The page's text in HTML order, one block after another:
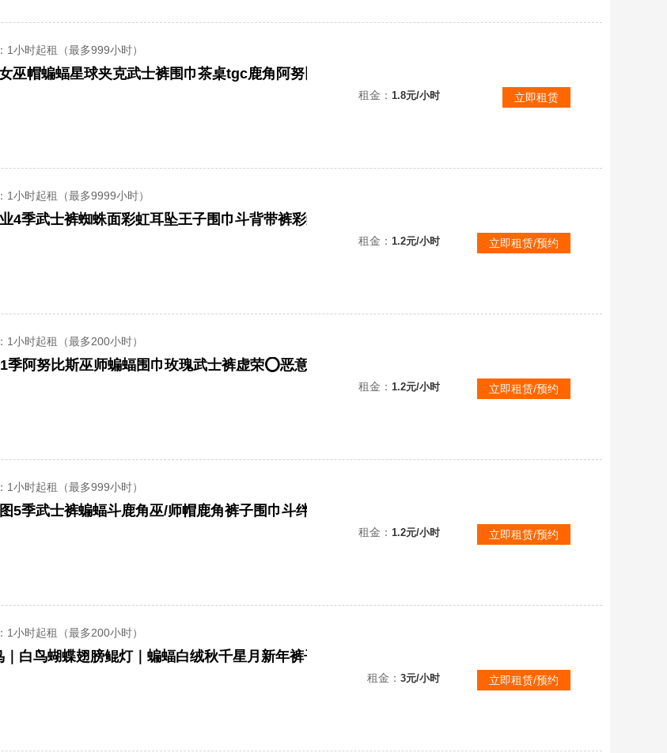
：1小时起租（最多999小时）
巫帽蝙蝠星球夹克武士裤围巾茶桌tgc鹿角阿努比斯
租金： 1.8元/小时 立即租赁
：1小时起租（最多9999小时）
租金： 1.2元/小时 立即租赁/预约
：1小时起租（最多200小时）
季阿努比斯巫师蝙蝠围巾玫瑰武士裤虚荣⭕恶意撤单拉黑
租金： 1.2元/小时 立即租赁/预约
：1小时起租（最多999小时）
5季武士裤蝙蝠斗鹿角巫/师帽鹿角裤子围巾斗绊爱
租金： 1.2元/小时 立即租赁/预约
：1小时起租（最多200小时）
租金： 3元/小时 立即租赁/预约